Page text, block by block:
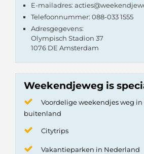
E-mailadres:
Telefoonnummer: 088-033 1555
Adresgegevens:
Olympisch Stadion 37
1076 DE Amsterdam
Weekendjeweg is
Voordelige weekendjes weg
buitenland
Citytrips
Vakantieparken in Nederland